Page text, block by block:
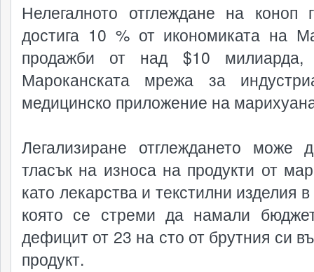
Нелегалното отглеждане на коноп
достига 10 % от икономиката на
продажби от над $10 милиарда,
Мароканската мрежа за
медицинско приложение на
Легализиране отглеждането може
тласък на износа на продукти от
като лекарства и текстилни изделия
която се стреми да намали
дефицит от 23 на сто от брутния си
продукт.